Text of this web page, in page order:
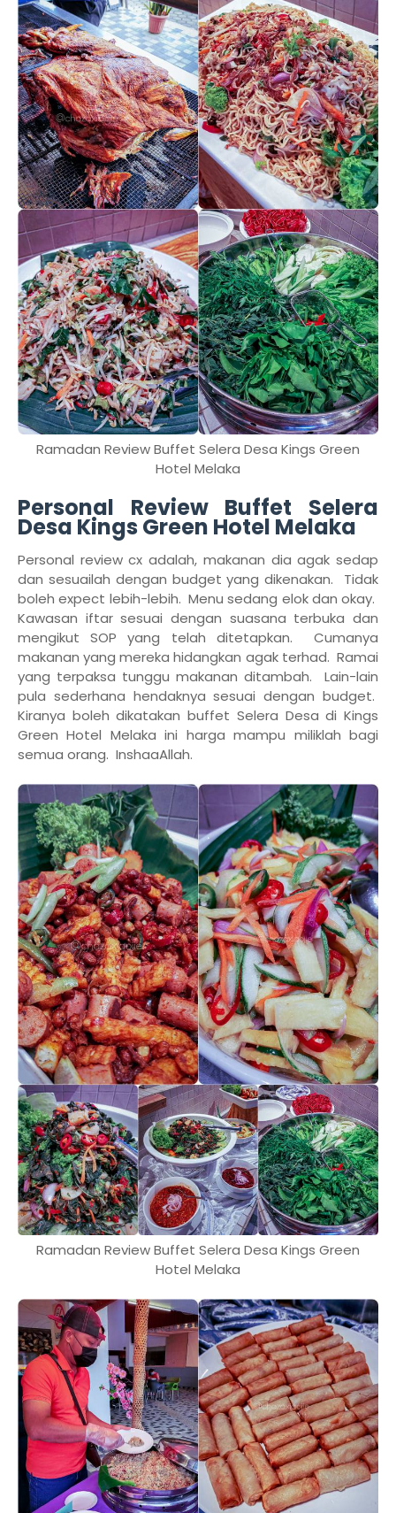
Ramadan Review Buffet Selera Desa Kings Green
Hotel Melaka
Personal Review Buffet Selera
Desa Kings Green Hotel Melaka
Personal review cx adalah, makanan dia agak sedap
dan sesuailah dengan budget yang dikenakan. Tidak
boleh expect lebih-lebih. Menu sedang elok dan okay.
Kawasan iftar sesuai dengan suasana terbuka dan
mengikut SOP yang telah ditetapkan. Cumanya
makanan yang mereka hidangkan agak terhad. Ramai
yang terpaksa tunggu makanan ditambah. Lain-lain
pula sederhana hendaknya sesuai dengan budget.
Kiranya boleh dikatakan buffet Selera Desa di Kings
Green Hotel Melaka ini harga mampu miliklah bagi
semua orang. InshaaAllah.
Ramadan Review Buffet Selera Desa Kings Green
Hotel Melaka